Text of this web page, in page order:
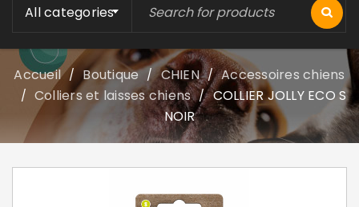
All categories
Accueil / Boutique / CHIEN / Accessoires chiens
/ Colliers et laisses chiens / COLLIER JOLLY ECO S
NOIR